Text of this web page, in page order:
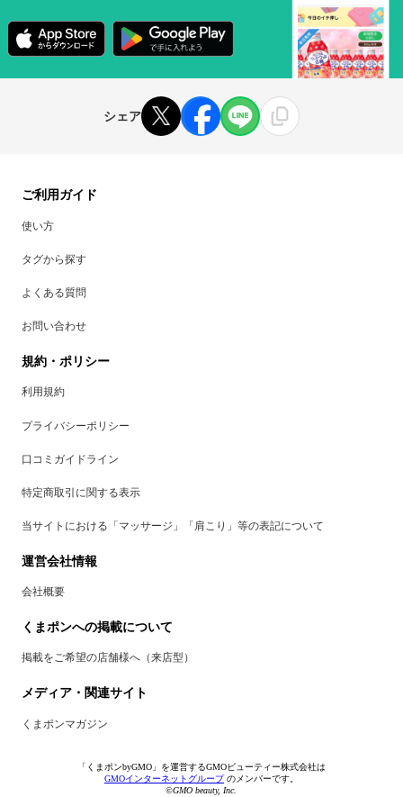
シェア
ご利用ガイド
使い方
タグから探す
よくある質問
お問い合わせ
規約・ポリシー
利用規約
プライバシーポリシー
口コミガイドライン
特定商取引に関する表示
当サイトにおける「マッサージ」「肩こり」等の表記について
運営会社情報
会社概要
くまポンへの掲載について
掲載をご希望の店舗様へ（来店型）
メディア・関連サイト
くまポンマガジン
「くまポンbyGMO」を運営するGMOビューティー株式会社は
GMOインターネットグループのメンバーです。
©GMO beauty, Inc.